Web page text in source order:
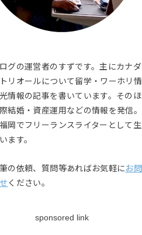
グの運営者のすずです。主にカナダ
リオールについて留学・ワーホリ情
情報の記事を書いています。そのほ
結婚・資産運用などの情報を発信。
岡でフリーランスライターとして生
ます。
の依頼、質問等あればお気軽にお問
ください。
sponsored link